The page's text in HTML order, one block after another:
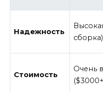
Надежность
сборка)
Стоимость
Очень